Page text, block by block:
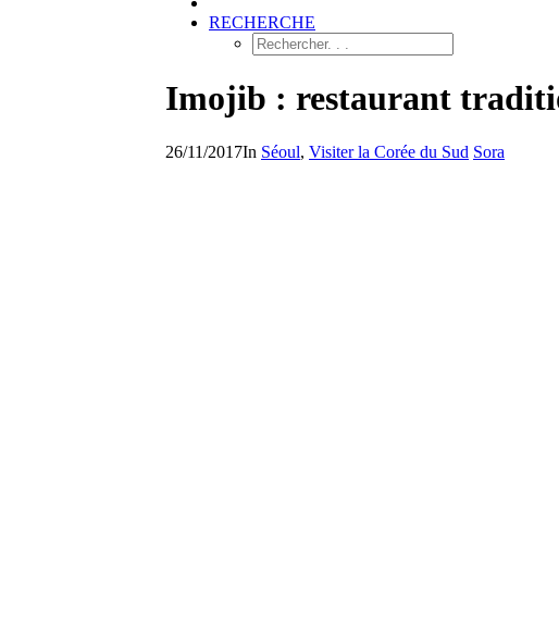
RECHERCHE
Imojib : restaurant
26/11/2017In Séoul, Visiter la Corée du Sud Sora